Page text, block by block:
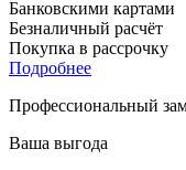
Банковскими картами
Безналичный расчёт
Покупка в рассрочку
Подробнее
Профессиональный
Ваша выгода